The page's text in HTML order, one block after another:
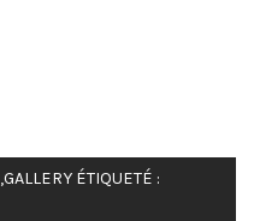
,GALLERY ÉTIQUETÉ :